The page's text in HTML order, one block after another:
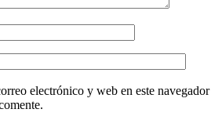
electrónico y web en este navegador